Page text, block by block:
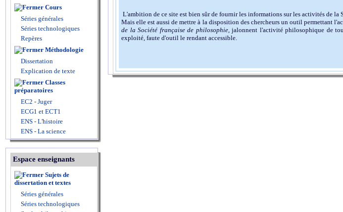
Cours
Séries générales
Séries technologiques
Repères
Méthodologie
Dissertation
Explication de texte
Classes
préparatoires
EC2 - Juger
ECG1 et ECT1
ENS - L'histoire
ENS - La science
Espace enseignants
Sujets de
dissertation et textes
Séries générales
Séries technologiques
L'ambition de ce site est bien sûr de fournir les informations sur les activités de
Mais elle est aussi de mettre à la disposition des chercheurs un outil permettant
de la Société française de philosophie, jalonnent l'activité philosophique de
exploité, faute d'outil le rendant accessible.